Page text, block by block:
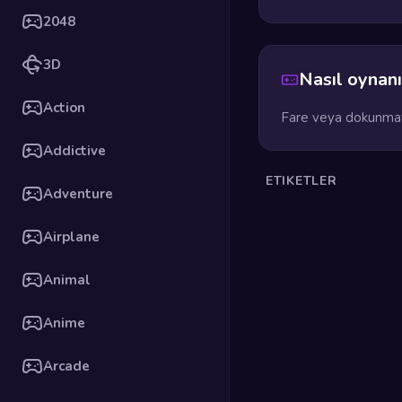
2048
3D
Action
Addictive
Adventure
Airplane
Animal
Anime
Arcade
Nasıl
Fare veya
ETIKETLER